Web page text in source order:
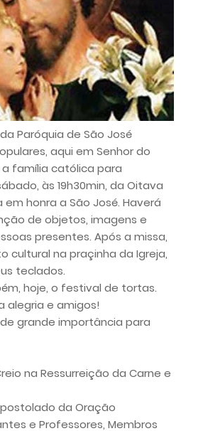
Paróquia de São José
aqui em Senhor do
família católica para
às 19h30min, da Oitava
honra a São José. Haverá
de objetos, imagens e
presentes. Após a missa,
cultural na praçinha da Igreja,
teclados.
hoje, o festival de tortas.
alegria e amigos!
grande importância para
na Ressurreição da Carne e
da Oração
e Professores, Membros